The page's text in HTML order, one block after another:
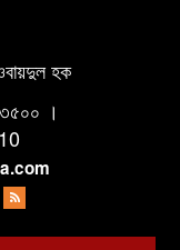
হক
৩৫০০ ।